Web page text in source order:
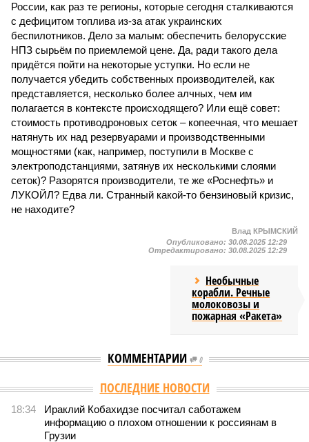
России, как раз те регионы, которые сегодня сталкиваются
с дефицитом топлива из-за атак украинских
беспилотников. Дело за малым: обеспечить белорусские
НПЗ сырьём по приемлемой цене. Да, ради такого дела
придётся пойти на некоторые уступки. Но если не
получается убедить собственных производителей, как
представляется, несколько более алчных, чем им
полагается в контексте происходящего? Или ещё совет:
стоимость противодроновых сеток – копеечная, что мешает
натянуть их над резервуарами и производственными
мощностями (как, например, поступили в Москве с
электроподстанциями, затянув их несколькими слоями
сеток)? Разорятся производители, те же «Роснефть» и
ЛУКОЙЛ? Едва ли. Странный какой-то бензиновый кризис,
не находите?
Влад КРЫМСКИЙ
Опубликовано: 30.08.2025 12:29
Отредактировано: 30.08.2025 12:29
Необычные
корабли. Речные
молоковозы и
пожарная «Ракета»
КОММЕНТАРИИ 0
ПОСЛЕДНИЕ НОВОСТИ
18:34
Ираклий Кобахидзе посчитал саботажем
информацию о плохом отношении к россиянам в
Грузии